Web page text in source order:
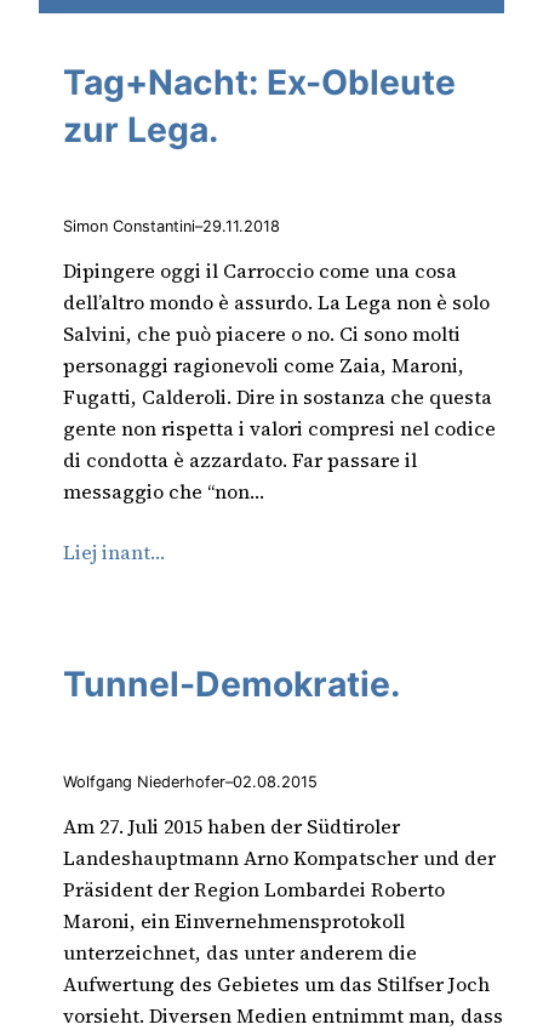
Tag+Nacht: Ex-Obleute
zur Lega.
Simon Constantini–29.11.2018
Dipingere oggi il Carroccio come una cosa
dell’altro mondo è assurdo. La Lega non è solo
Salvini, che può piacere o no. Ci sono molti
personaggi ragionevoli come Zaia, Maroni,
Fugatti, Calderoli. Dire in sostanza che questa
gente non rispetta i valori compresi nel codice
di condotta è azzardato. Far passare il
messaggio che “non…
Liej inant…
Tunnel-Demokratie.
Wolfgang Niederhofer–02.08.2015
Am 27. Juli 2015 haben der Südtiroler
Landeshauptmann Arno Kompatscher und der
Präsident der Region Lombardei Roberto
Maroni, ein Einvernehmensprotokoll
unterzeichnet, das unter anderem die
Aufwertung des Gebietes um das Stilfser Joch
vorsieht. Diversen Medien entnimmt man, dass